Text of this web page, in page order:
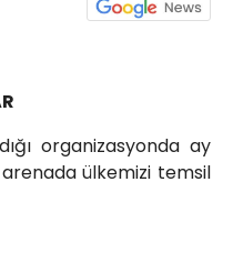
organizasyonda ay
arenada ülkemizi temsil